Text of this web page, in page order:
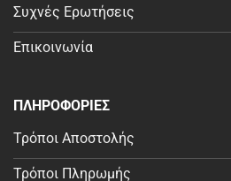
Συχνές Ερωτήσεις
Επικοινωνία
ΠΛΗΡΟΦΟΡΙΕΣ
Τρόποι Αποστολής
Τρόποι Πληρωμής